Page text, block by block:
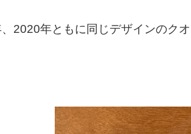
2020年ともに同じデザインのク